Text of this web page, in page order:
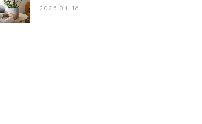
2025.01.16